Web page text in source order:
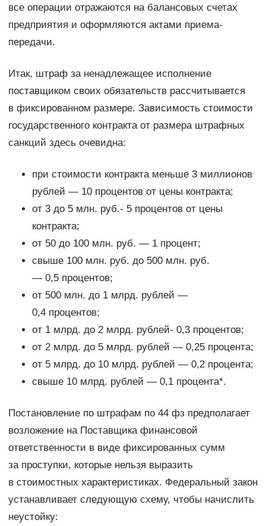
все операции отражаются на балансовых счетах
предприятия и оформляются актами приема-
передачи.
Итак, штраф за ненадлежащее исполнение
поставщиком своих обязательств рассчитывается
в фиксированном размере. Зависимость стоимости
государственного контракта от размера штрафных
санкций здесь очевидна:
при стоимости контракта меньше 3 миллионов
рублей — 10 процентов от цены контракта;
от 3 до 5 млн. руб.- 5 процентов от цены
контракта;
от 50 до 100 млн. руб. — 1 процент;
свыше 100 млн. руб. до 500 млн. руб.
— 0,5 процентов;
от 500 млн. до 1 млрд. рублей —
0,4 процентов;
от 1 млрд. до 2 млрд. рублей- 0,3 процентов;
от 2 млрд. до 5 млрд. рублей — 0,25 процента;
от 5 млрд. до 10 млрд. рублей — 0,2 процента;
свыше 10 млрд. рублей — 0,1 процента*.
Постановление по штрафам по 44 фз предполагает
возложение на Поставщика финансовой
ответственности в виде фиксированных сумм
за проступки, которые нельзя выразить
в стоимостных характеристиках. Федеральный закон
устанавливает следующую схему, чтобы начислить
неустойку: